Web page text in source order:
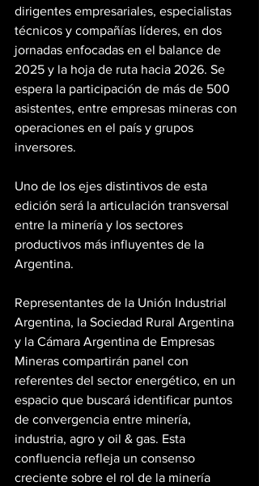
dirigentes empresariales, especialistas
técnicos y compañías líderes, en dos
jornadas enfocadas en el balance de
2025 y la hoja de ruta hacia 2026. Se
espera la participación de más de 500
asistentes, entre empresas mineras con
operaciones en el país y grupos
inversores.
Uno de los ejes distintivos de esta
edición será la articulación transversal
entre la minería y los sectores
productivos más influyentes de la
Argentina.
Representantes de la Unión Industrial
Argentina, la Sociedad Rural Argentina
y la Cámara Argentina de Empresas
Mineras compartirán panel con
referentes del sector energético, en un
espacio que buscará identificar puntos
de convergencia entre minería,
industria, agro y oil & gas. Esta
confluencia refleja un consenso
creciente sobre el rol de la minería